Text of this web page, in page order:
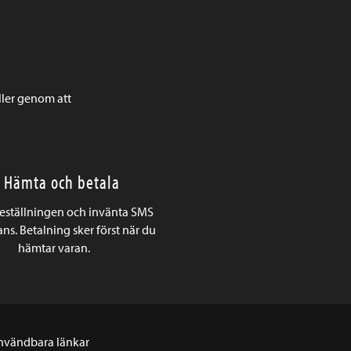
genom att
och betala
och invänta SMS
Betalning sker först när du
hämtar varan.
länkar